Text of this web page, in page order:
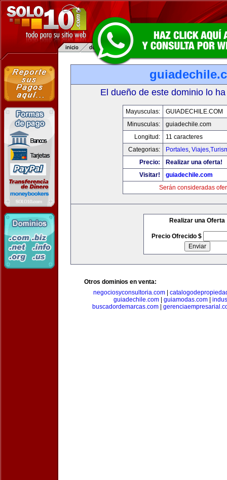
El dueño de este dominio lo
Mayusculas:
GUIADECHILE.COM
Minusculas:
guiadechile.com
Longitud:
11 caracteres
Categorias:
Portales,
Precio:
Realizar una oferta!
Visitar!
guiadechile.com
Serán consideradas
Realizar una Oferta
Precio Ofrecido $
Otros dominios en venta:
negociosyconsultoria.com|
guiadechile.com
guiamodas.com
buscadordemarcas.com|